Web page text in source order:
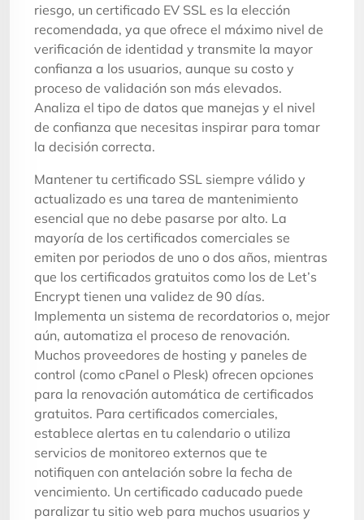
riesgo, un certificado EV SSL es la elección
recomendada, ya que ofrece el máximo nivel de
verificación de identidad y transmite la mayor
confianza a los usuarios, aunque su costo y
proceso de validación son más elevados.
Analiza el tipo de datos que manejas y el nivel
de confianza que necesitas inspirar para tomar
la decisión correcta.
Mantener tu certificado SSL siempre válido y
actualizado es una tarea de mantenimiento
esencial que no debe pasarse por alto. La
mayoría de los certificados comerciales se
emiten por periodos de uno o dos años, mientras
que los certificados gratuitos como los de Let’s
Encrypt tienen una validez de 90 días.
Implementa un sistema de recordatorios o, mejor
aún, automatiza el proceso de renovación.
Muchos proveedores de hosting y paneles de
control (como cPanel o Plesk) ofrecen opciones
para la renovación automática de certificados
gratuitos. Para certificados comerciales,
establece alertas en tu calendario o utiliza
servicios de monitoreo externos que te
notifiquen con antelación sobre la fecha de
vencimiento. Un certificado caducado puede
paralizar tu sitio web para muchos usuarios y